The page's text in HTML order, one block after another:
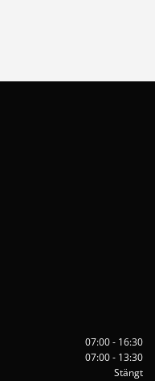
07:00 - 16:30
07:00 - 13:30
Stängt